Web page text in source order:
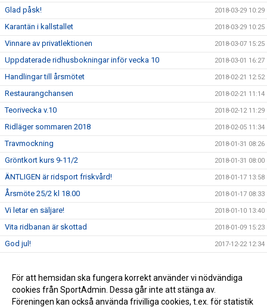
Glad påsk! 2018-03-29 10:29
Karantän i kallstallet 2018-03-29 10:25
Vinnare av privatlektionen 2018-03-07 15:25
Uppdaterade ridhusbokningar inför vecka 10 2018-03-01 16:27
Handlingar till årsmötet 2018-02-21 12:52
Restaurangchansen 2018-02-21 11:14
Teorivecka v.10 2018-02-12 11:29
Ridläger sommaren 2018 2018-02-05 11:34
Travmockning 2018-01-31 08:26
Gröntkort kurs 9-11/2 2018-01-31 08:00
ÄNTLIGEN är ridsport friskvård! 2018-01-17 13:58
Årsmöte 25/2 kl 18.00 2018-01-17 08:33
Vi letar en säljare! 2018-01-10 13:40
Vita ridbanan är skottad 2018-01-09 15:23
God jul! 2017-12-22 12:34
Att lösa anläggningskort 2018 2017-12-18 14:39
Schema för teoriveckan 2017-10-26 14:45
För att hemsidan ska fungera korrekt använder vi nödvändiga
cookies från SportAdmin. Dessa går inte att stänga av.
Föreningen kan också använda frivilliga cookies, t.ex. för statistik